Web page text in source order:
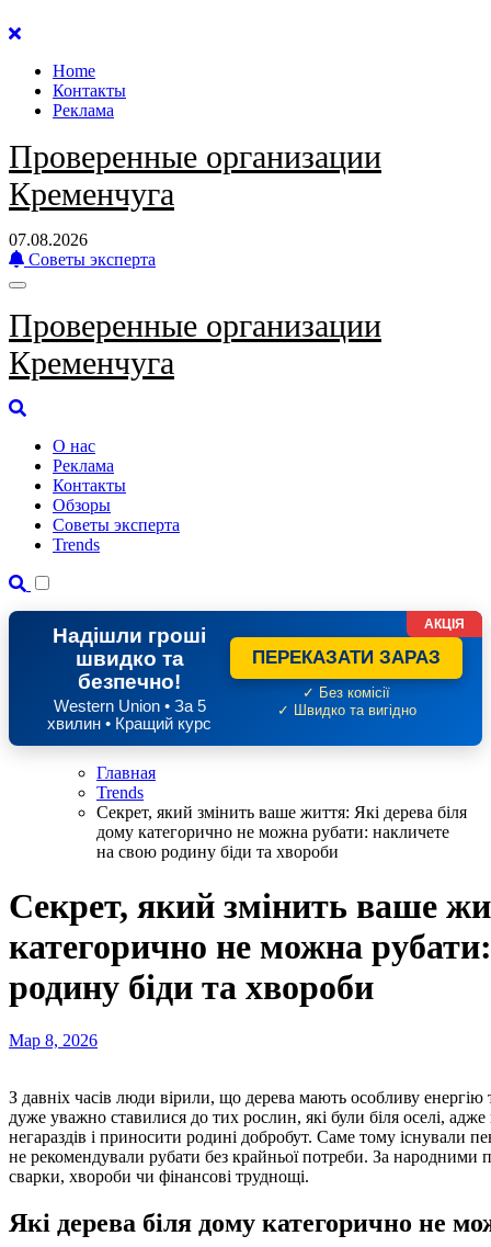
Перейти
содержанию
Home
Контакты
Реклама
Проверенные организации
Кременчуга
07.08.2026
Советы эксперта
Проверенные организации
Кременчуга
О нас
Реклама
Контакты
Обзоры
Советы эксперта
Trends
Надішли гроші
швидко та
безпечно!
Western Union • За 5
хвилин • Кращий курс
ПЕРЕКАЗАТИ ЗАРАЗ
✓ Без комісії
✓ Швидко та вигідно
АКЦІЯ
Главная
Trends
Секрет, який змінить ваше життя: Які дерева біля
дому категорично не можна рубати: накличете
на свою родину біди та хвороби
Секрет, який змінить ваше
категорично не можна
родину біди та хвороби
Мар 8, 2026
З давніх часів люди вірили, що дерева мають особливу енергію та здатні впливати на життя людини. Наші предки
дуже уважно ставилися до тих рослин, які були біля оселі,
негараздів і приносити родині добробут. Саме тому існували
не рекомендували рубати без крайньої потреби. За
сварки, хвороби чи фінансові труднощі.
Які дерева біля дому категорично не